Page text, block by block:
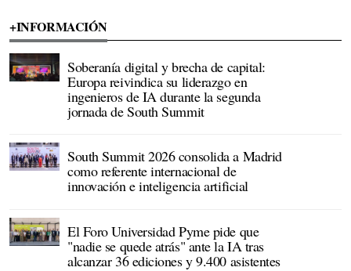
+INFORMACIÓN
Soberanía digital y brecha de capital:
Europa reivindica su liderazgo en
ingenieros de IA durante la segunda
jornada de South Summit
South Summit 2026 consolida a Madrid
como referente internacional de
innovación e inteligencia artificial
El Foro Universidad Pyme pide que
"nadie se quede atrás" ante la IA tras
alcanzar 36 ediciones y 9.400 asistentes